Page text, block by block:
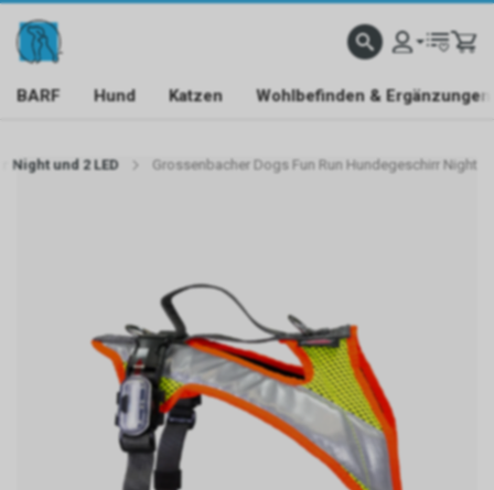
BARF Hund Katzen Wohlbefinden & Ergänzungen
Night und 2 LED Grossenbacher Dogs Fun Run Hundegeschirr Night